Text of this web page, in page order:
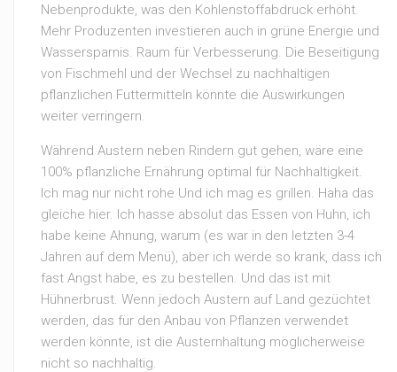
Nebenprodukte, was den Kohlenstoffabdruck erhöht.
Mehr Produzenten investieren auch in grüne Energie und
Wassersparnis. Raum für Verbesserung. Die Beseitigung
von Fischmehl und der Wechsel zu nachhaltigen
pflanzlichen Futtermitteln könnte die Auswirkungen
weiter verringern.
Während Austern neben Rindern gut gehen, wäre eine
100% pflanzliche Ernährung optimal für Nachhaltigkeit.
Ich mag nur nicht rohe Und ich mag es grillen. Haha das
gleiche hier. Ich hasse absolut das Essen von Huhn, ich
habe keine Ahnung, warum (es war in den letzten 3-4
Jahren auf dem Menü), aber ich werde so krank, dass ich
fast Angst habe, es zu bestellen. Und das ist mit
Hühnerbrust. Wenn jedoch Austern auf Land gezüchtet
werden, das für den Anbau von Pflanzen verwendet
werden könnte, ist die Austernhaltung möglicherweise
nicht so nachhaltig.